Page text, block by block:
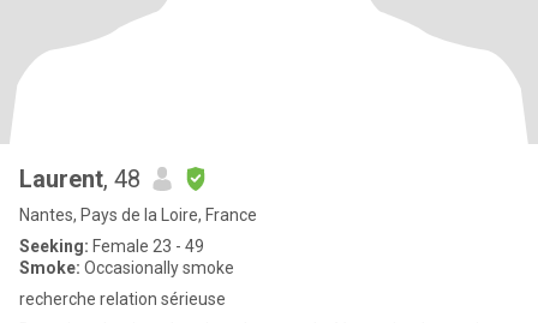
Laurent, 48
Nantes, Pays de la Loire, France
Seeking: Female 23 - 49
Smoke: Occasionally smoke
recherche relation sérieuse